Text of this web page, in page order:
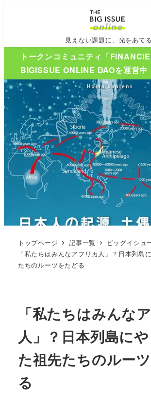
見えない課題に、光をあてる
トークンコミュニティ「
BIGISSUE ONLINE DAOを運営中
トップページ 記事一覧
ビッグイシュ
「私たちはみんなアフリカ人」？日本列島
たちのルーツをたどる
「私たちはみんな
人」？日本列島に
た祖先たちのルー
る